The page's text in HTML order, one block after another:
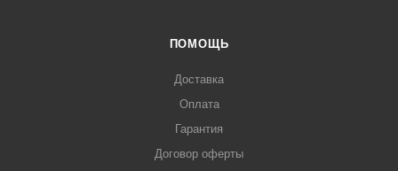
ПОМОЩЬ
Доставка
Оплата
Гарантия
Договор оферты